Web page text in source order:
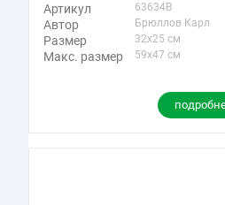
Артикул 63634B
Автор Брюллов Карл
Размер 32x25 см
Макс. размер 59x47 см